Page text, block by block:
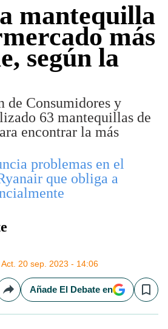
mantequilla
más
según la
de Consumidores y
63 mantequillas de
encontrar la más
problemas en el
que obliga a
Act. 20 sep. 2023 - 14:06
CompartirAñade El Debate en Save